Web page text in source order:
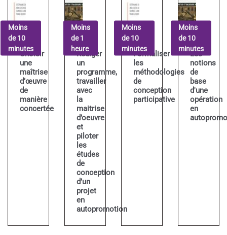
Choisir
une
maîtrise
d’œuvre
de
manière
concertée
Moins
de 10
minutes
Rédiger
un
programme,
travailler
avec
la
maitrise
d’oeuvre
et
piloter
les
études
de
conception
d’un
projet
en
autopromotion
Moins
de 1
heure
Formaliser
les
méthodologies
de
conception
participative
Moins
de 10
minutes
Les
notions
de
base
d'une
opération
en
Moins
de 10
minutes